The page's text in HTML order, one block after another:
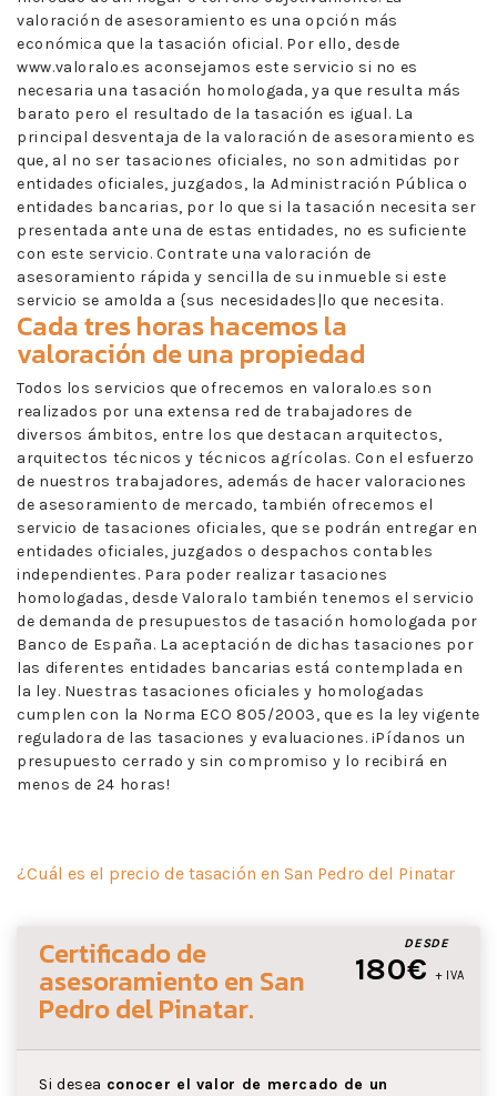
valoración de asesoramiento es una opción más
económica que la tasación oficial. Por ello, desde
www.valoralo.es aconsejamos este servicio si no es
necesaria una tasación homologada, ya que resulta más
barato pero el resultado de la tasación es igual. La
principal desventaja de la valoración de asesoramiento es
que, al no ser tasaciones oficiales, no son admitidas por
entidades oficiales, juzgados, la Administración Pública o
entidades bancarias, por lo que si la tasación necesita ser
presentada ante una de estas entidades, no es suficiente
con este servicio. Contrate una valoración de
asesoramiento rápida y sencilla de su inmueble si este
servicio se amolda a {sus necesidades|lo que necesita.
Cada tres horas hacemos la
valoración de una propiedad
Todos los servicios que ofrecemos en valoralo.es son
realizados por una extensa red de trabajadores de
diversos ámbitos, entre los que destacan arquitectos,
arquitectos técnicos y técnicos agrícolas. Con el esfuerzo
de nuestros trabajadores, además de hacer valoraciones
de asesoramiento de mercado, también ofrecemos el
servicio de tasaciones oficiales, que se podrán entregar en
entidades oficiales, juzgados o despachos contables
independientes. Para poder realizar tasaciones
homologadas, desde Valoralo también tenemos el servicio
de demanda de presupuestos de tasación homologada por
Banco de España. La aceptación de dichas tasaciones por
las diferentes entidades bancarias está contemplada en
la ley. Nuestras tasaciones oficiales y homologadas
cumplen con la Norma ECO 805/2003, que es la ley vigente
reguladora de las tasaciones y evaluaciones. ¡Pídanos un
presupuesto cerrado y sin compromiso y lo recibirá en
menos de 24 horas!
¿Cuál es el precio de tasación en San Pedro del Pinatar
DESDE
180€ + IVA
Certificado de
asesoramientoen San
Pedro del Pinatar.
Si desea conocer el valor de mercado de un